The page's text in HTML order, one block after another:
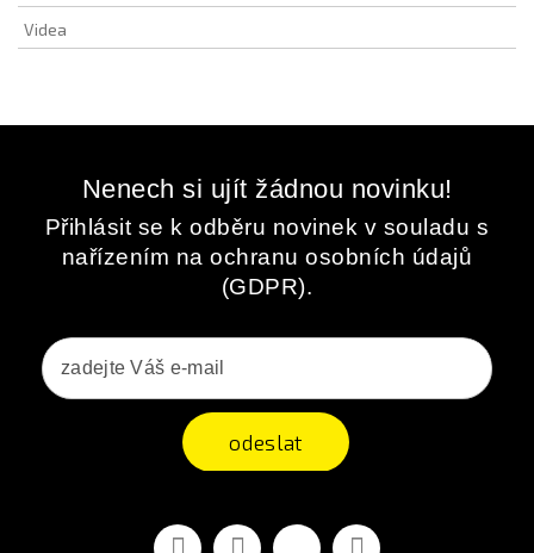
Videa
Nenech si ujít žádnou novinku!
Přihlásit se k odběru novinek v souladu s
nařízením na ochranu osobních údajů
(GDPR).
odeslat
FacebookYouTubeVimeo Instagram